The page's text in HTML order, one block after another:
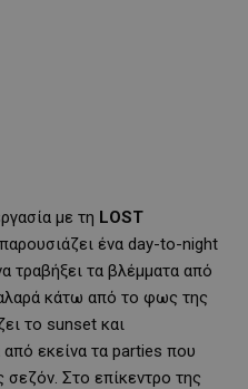
με τη LOST
ένα day-to-night
τραβήξει τα βλέμματα από
κάτω από το φως της
το sunset και
από εκείνα τα parties που
σεζόν. Στο επίκεντρο της